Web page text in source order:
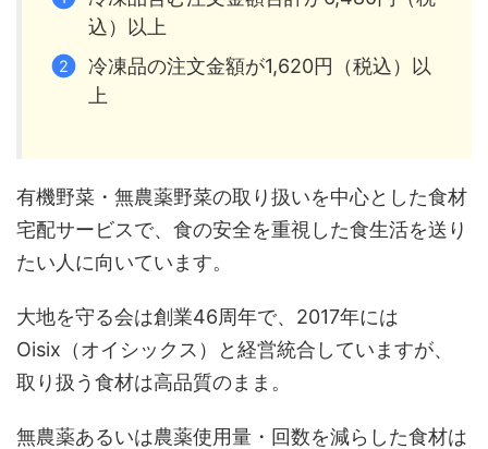
込）以上
冷凍品の注文金額が1,620円（税込）以
上
有機野菜・無農薬野菜の取り扱いを中心とした食材
宅配サービスで、食の安全を重視した食生活を送り
たい人に向いています。
大地を守る会は創業46周年で、2017年には
Oisix（オイシックス）と経営統合していますが、
取り扱う食材は高品質のまま。
無農薬あるいは農薬使用量・回数を減らした食材は